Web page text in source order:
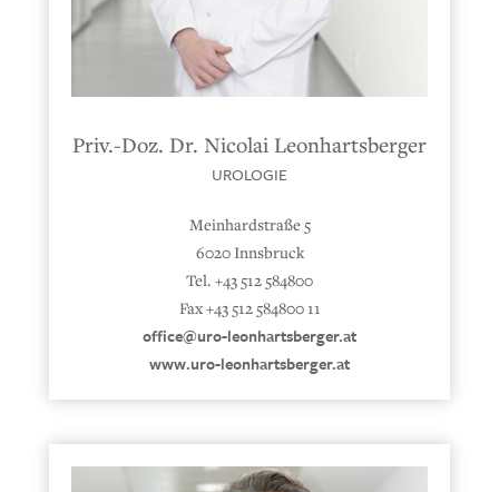
Priv.-Doz. Dr. Nicolai Leonhartsberger
UROLOGIE
Meinhardstraße 5
6020 Innsbruck
Tel. +43 512 584800
Fax +43 512 584800 11
office@uro-leonhartsberger.at
www.uro-leonhartsberger.at